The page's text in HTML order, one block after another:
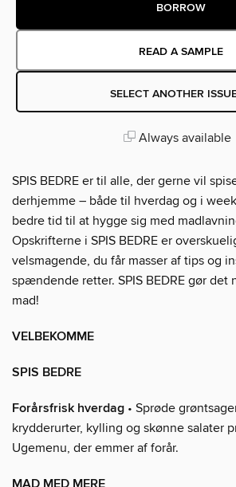
BORROW
READ A SAMPLE
SELECT ANOTHER
Always available
SPIS BEDRE er til alle, der gerne vil
derhjemme – både til hverdag og i
bedre tid til at hygge sig med
Opskrifterne i SPIS BEDRE er
velsmagende, du får masser af tips og
spændende retter. SPIS BEDRE gør det
mad!
VELBEKOMME
SPIS BEDRE
Forårsfrisk hverdag • Sprøde
krydderurter, kylling og skønne salater
Ugemenu, der emmer af forår.